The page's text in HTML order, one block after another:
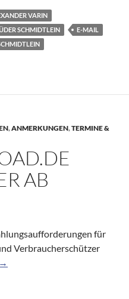
VARIN
SCHMIDTLEIN
E-MAIL
,ANMERKUNGEN,TERMINE &
AB
für
Verbraucherschützer
mahnt wieder ab
→